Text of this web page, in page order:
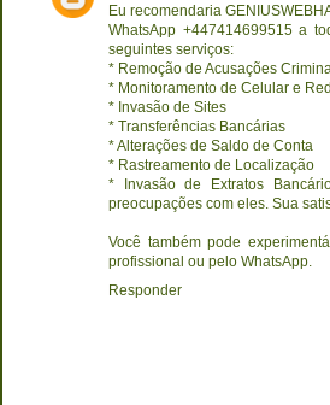
Eu recomendaria
WhatsApp +447414699515 a
seguintes serviços:
* Remoção de Acusações
* Monitoramento de Celular e
* Invasão de Sites
* Transferências Bancárias
* Alterações de Saldo de Conta
* Rastreamento de Localização
* Invasão de Extratos
preocupações com eles. Sua
Você também pode
profissional ou pelo WhatsApp.
Responder